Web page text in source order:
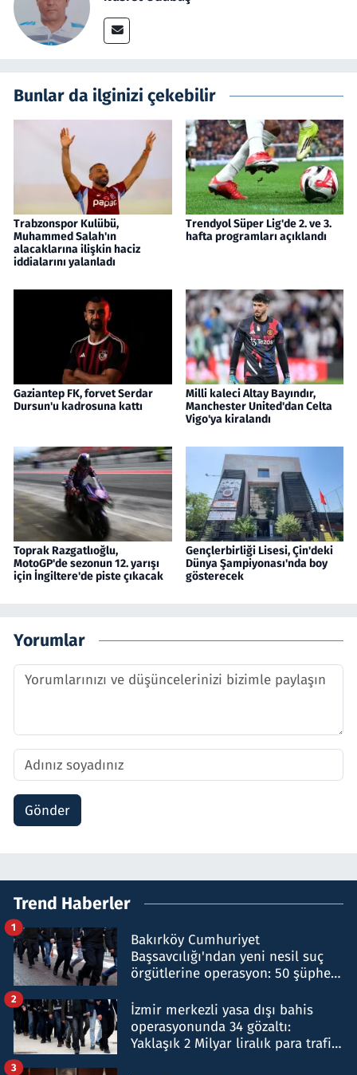
Bunlar da ilginizi çekebilir
Trabzonspor Kulübü,
Muhammed Salah'ın
alacaklarına ilişkin haciz
iddialarını yalanladı
Trendyol Süper Lig'de 2. ve 3.
hafta programları açıklandı
Gaziantep FK, forvet Serdar
Dursun'u kadrosuna kattı
Milli kaleci Altay Bayındır,
Manchester United'dan Celta
Vigo'ya kiralandı
Toprak Razgatlıoğlu,
MotoGP'de sezonun 12. yarışı
için İngiltere'de piste çıkacak
Gençlerbirliği Lisesi, Çin'deki
Dünya Şampiyonası'nda boy
gösterecek
Yorumlar
Gönder
Trend Haberler
Bakırköy Cumhuriyet
Başsavcılığı'ndan yeni nesil suç
örgütlerine operasyon: 50 şüpheli
1
İzmir merkezli yasa dışı bahis
operasyonunda 34 gözaltı:
Yaklaşık 2 Milyar liralık para trafiği
2
3